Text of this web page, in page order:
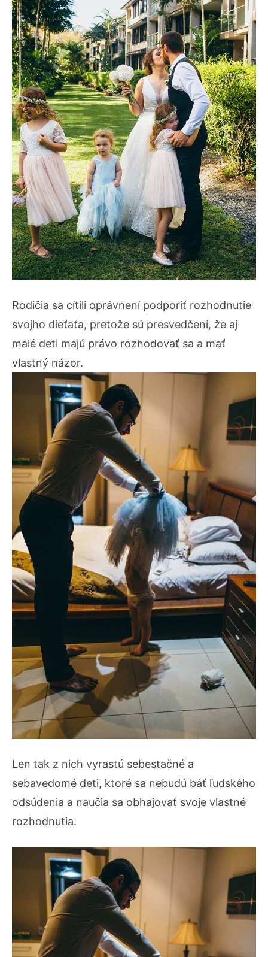
Rodičia sa cítili oprávnení podporiť rozhodnutie
svojho dieťaťa, pretože sú presvedčení, že aj
malé deti majú právo rozhodovať sa a mať
vlastný názor.
Len tak z nich vyrastú sebestačné a
sebavedomé deti, ktoré sa nebudú báť ľudského
odsúdenia a naučia sa obhajovať svoje vlastné
rozhodnutia.